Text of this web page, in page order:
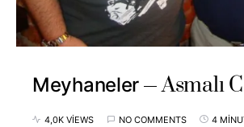
Meyhaneler Asmalı
4,0K VIEWS NO COMMENTS 4